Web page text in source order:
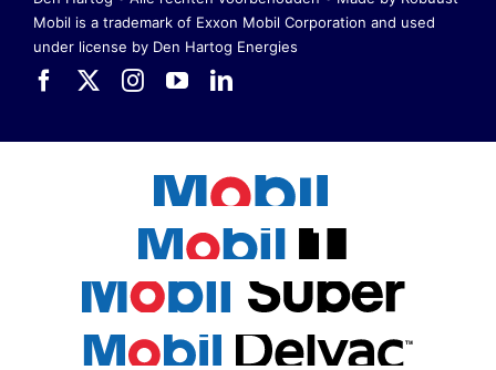
Mobil is a trademark of Exxon Mobil Corporation and used
under license by Den Hartog Energies